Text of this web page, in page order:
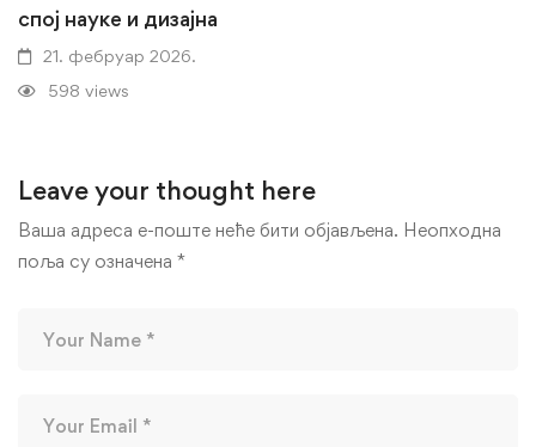
спој науке и дизајна
21. фебруар 2026.
598 views
Leave your thought here
Ваша адреса е-поште неће бити објављена. Неопходна
поља су означена *